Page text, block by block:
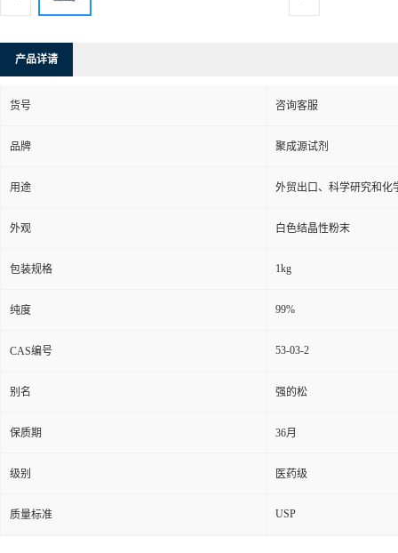
产品详请
货号 咨询客服
品牌 聚成源试剂
用途 外贸出口、科学研究和化
外观 白色结晶性粉末
包装规格 1kg
纯度 99%
CAS编号 53-03-2
别名 强的松
保质期 36月
级别 医药级
质量标准 USP